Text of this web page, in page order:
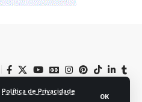
Política de Privacidade
OK